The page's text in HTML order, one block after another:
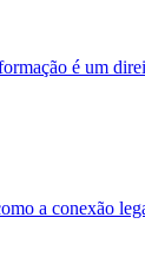
é um
a conexão